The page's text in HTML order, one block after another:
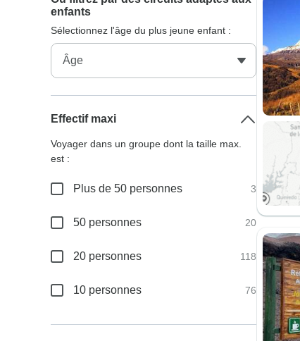
enfants
Sélectionnez l'âge du plus jeune enfant :
Effectif maxi
Voyager dans un groupe dont la taille max.
est :
Plus de 50 personnes 3
50 personnes 20
20 personnes 118
10 personnes 76